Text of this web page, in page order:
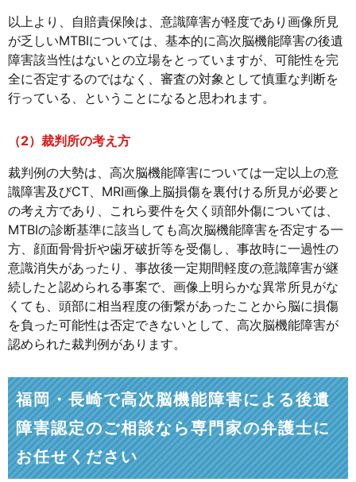
以上より、自賠責保険は、意識障害が軽度であり画像所見
が乏しいMTBIについては、基本的に高次脳機能障害の後遺
障害該当性はないとの立場をとっていますが、可能性を完
全に否定するのではなく、審査の対象として慎重な判断を
行っている、ということになると思われます。
（2）裁判所の考え方
裁判例の大勢は、高次脳機能障害については一定以上の意
識障害及びCT、MRI画像上脳損傷を裏付ける所見が必要と
の考え方であり、これら要件を欠く頭部外傷については、
MTBIの診断基準に該当しても高次脳機能障害を否定する一
方、顔面骨骨折や歯牙破折等を受傷し、事故時に一過性の
意識消失があったり、事故後一定期間軽度の意識障害が継
続したと認められる事案で、画像上明らかな異常所見がな
くても、頭部に相当程度の衝繋があったことから脳に損傷
を負った可能性は否定できないとして、高次脳機能障害が
認められた裁判例があります。
福岡・長崎で高次脳機能障害による後遺
障害認定のご相談なら専門家の弁護士に
お任せください